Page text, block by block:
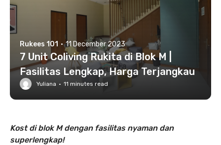
Rukees 101 · 11 December 2023
7 Unit Coliving Rukita di Blok M |
Fasilitas Lengkap, Harga Terjangkau
Yuliana · 11 minutes read
Kost di blok M dengan fasilitas nyaman dan
superlengkap!